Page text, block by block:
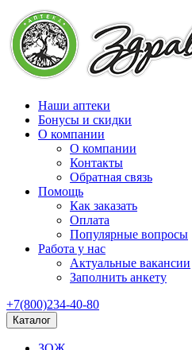
Наши аптеки
Бонусы и скидки
О компании
О компании
Контакты
Обратная связь
Помощь
Как заказать
Оплата
Популярные вопросы
Работа у нас
Актуальные вакансии
Заполнить анкету
+7(800)234-40-80
Каталог